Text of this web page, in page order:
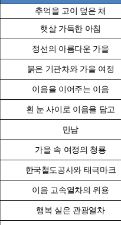
추억을 고이 덮은 채
햇살 가득한 아침
정선의 아름다운 가을
붉은 기관차와 가을 여정
이음을 이어주는 이음
흰 눈 사이로 이음을 담고
만남
가을 속 여정의 청룡
한국철도공사와 태극마크
이음 고속열차의 위용
행복 실은 관광열차